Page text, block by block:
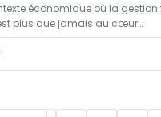
économique où la gestion
plus que jamais au cœur…